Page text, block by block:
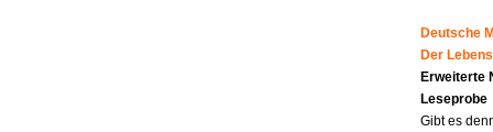
Deutsche
Der
Erweiterte
Leseprobe
Gibt es